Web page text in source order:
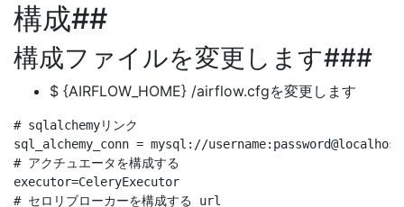
構成##
構成ファイルを変更します###
$ {AIRFLOW_HOME} /airflow.cfgを変更します
# sqlalchemyリンク
sql_alchemy_conn = mysql://
# アクチュエータを構成する
executor=CeleryExecutor
# セロリブローカーを構成する_url